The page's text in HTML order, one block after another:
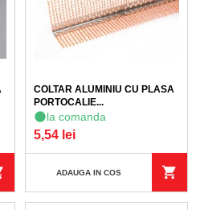
COLTAR ALUMINIU CU PLASA
PORTOCALIE...
la comanda
5,54 lei
ADAUGA IN COS